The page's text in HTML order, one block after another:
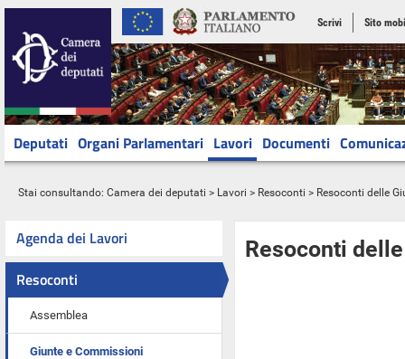
Scrivi Sito
Deputati Organi Parlamentari Lavori Documenti
Stai consultando: Camera dei deputati > Lavori > Resoconti > Resoconti delle
Agenda dei Lavori
Resoconti
Assemblea
Giunte e Commissioni
Resoconti